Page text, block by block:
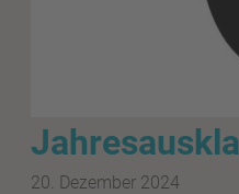
20. Dezember 2024